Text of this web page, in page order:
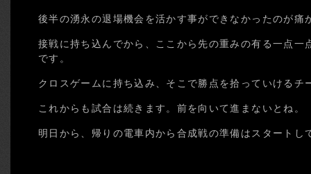
後半の湧永の退場機会を活かす事ができなかったのが痛
接戦に持ち込んでから、ここから先の重みの有る一点一
です。
クロスゲームに持ち込み、そこで勝点を拾っていけるチ
これからも試合は続きます。前を向いて進まないとね。
明日から、帰りの電車内から合成戦の準備はスタートし